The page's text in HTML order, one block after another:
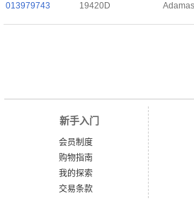
013979743 19420D Adamas
新手入门
会员制度
购物指南
我的探索
交易条款